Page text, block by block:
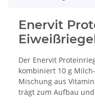
Enervit
Der Enervit
kombiniert 10 g
Mischung aus
trägt zum Aufbau